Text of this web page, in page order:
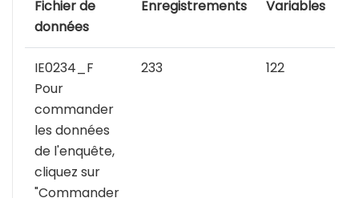
Fichier de
données
Enregistrements Variables
IE0234_F
Pour
commander
les données
de l'enquête,
cliquez sur
"Commander
233 122